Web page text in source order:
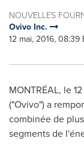
NOUVELLES
Ovivo Inc.
12 mai, 2016, 08:39
MONTRÉAL, le
("Ovivo") a
combinée de
segments de